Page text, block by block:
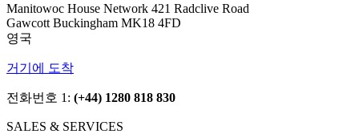
Manitowoc House Network 421 Radclive Road
Gawcott Buckingham MK18 4FD
영국
거기에 도착
전화번호 1: (+44) 1280 818 830
SALES & SERVICES